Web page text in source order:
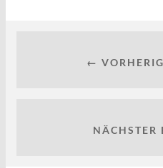
←
NÄCHSTER